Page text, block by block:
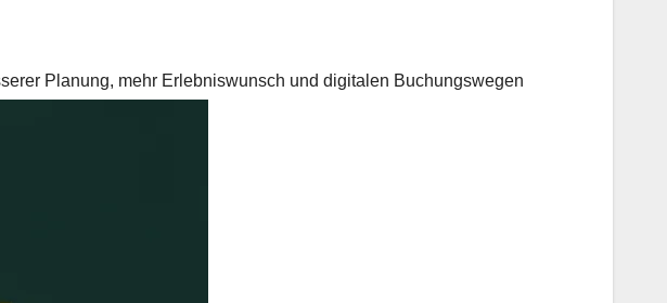
Planung, mehr Erlebniswunsch und digitalen Buchungswegen